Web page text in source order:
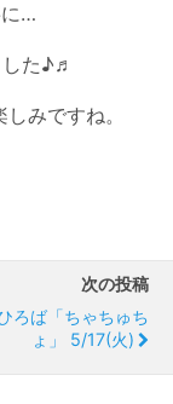
に…
した♪♬
みですね。
次の投稿
ろば「ちゃちゅち
ょ」 5/17(火)